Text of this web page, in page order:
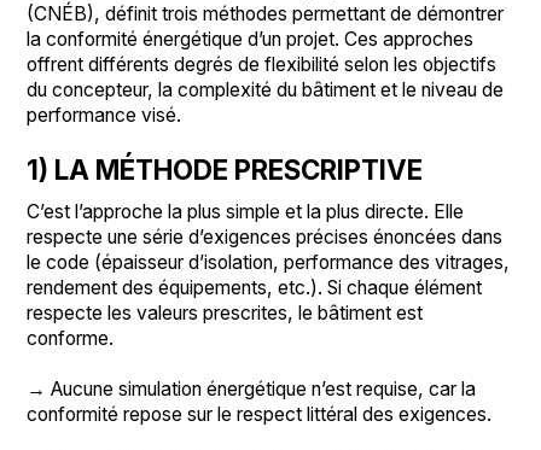
(CNÉB), définit trois méthodes permettant de démontrer
la conformité énergétique d’un projet. Ces approches
offrent différents degrés de flexibilité selon les objectifs
du concepteur, la complexité du bâtiment et le niveau de
performance visé.
1) LA MÉTHODE PRESCRIPTIVE
C’est l’approche la plus simple et la plus directe. Elle
respecte une série d’exigences précises énoncées dans
le code (épaisseur d’isolation, performance des vitrages,
rendement des équipements, etc.). Si chaque élément
respecte les valeurs prescrites, le bâtiment est
conforme.
→ Aucune simulation énergétique n’est requise, car la
conformité repose sur le respect littéral des exigences.